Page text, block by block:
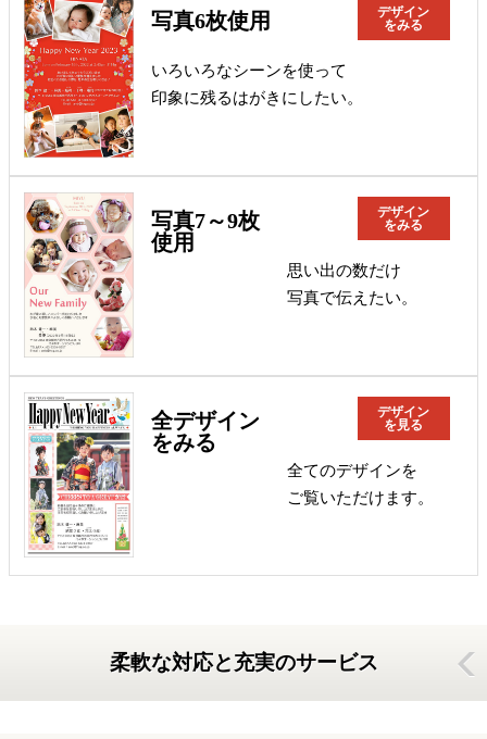
写真6枚使用
デザイン
をみる
いろいろなシーンを使って
印象に残るはがきにしたい。
写真7～9枚
使用
デザイン
をみる
思い出の数だけ
写真で伝えたい。
全デザイン
をみる
デザイン
を見る
全てのデザインを
ご覧いただけます。
柔軟な対応と充実のサービス